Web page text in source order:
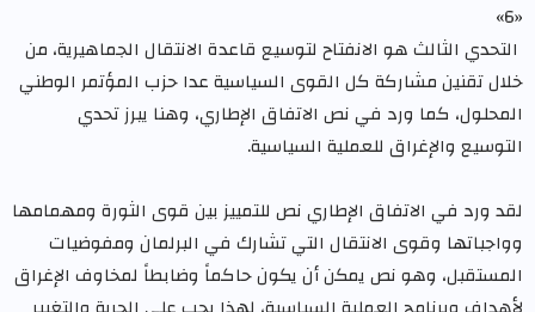
«6»
التحدي الثالث هو الانفتاح لتوسيع قاعدة الانتقال الجماهيرية، من
خلال تقنين مشاركة كل القوى السياسية عدا حزب المؤتمر الوطني
المحلول، كما ورد في نص الاتفاق الإطاري، وهنا يبرز تحدي
التوسيع والإغراق للعملية السياسية.
لقد ورد في الاتفاق الإطاري نص للتمييز بين قوى الثورة ومهمامها
وواجباتها وقوى الانتقال التي تشارك في البرلمان ومفوضيات
المستقبل، وهو نص يمكن أن يكون حاكماً وضابطاً لمخاوف الإغراق